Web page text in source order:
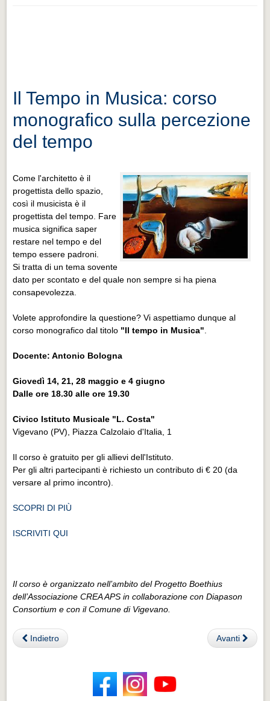
Il Tempo in Musica: corso
monografico sulla percezione
del tempo
Come l'architetto è il
progettista dello spazio,
così il musicista è il
progettista del tempo. Fare
musica significa saper
restare nel tempo e del
tempo essere padroni.
Si tratta di un tema sovente
dato per scontato e del quale non sempre si ha piena
consapevolezza.
Volete approfondire la questione? Vi aspettiamo dunque al
corso monografico dal titolo "Il tempo in Musica"
Docente: Antonio Bologna
Giovedì 14, 21, 28 maggio e 4 giugno
Dalle ore 18.30 alle ore 19.30
Civico Istituto Musicale "L. Costa"
Vigevano (PV), Piazza Calzolaio d'Italia, 1
Il corso è gratuito per gli allievi dell'Istituto.
Per gli altri partecipanti è richiesto un contributo di € 20 (da
versare al primo incontro).
SCOPRI DI PIÙ
ISCRIVITI QUI
Il corso è organizzato nell’ambito del Progetto Boethius
dell’Associazione CREA APS in collaborazione con Diapason
Consortium e con il Comune di Vigevano.
Indietro Avanti